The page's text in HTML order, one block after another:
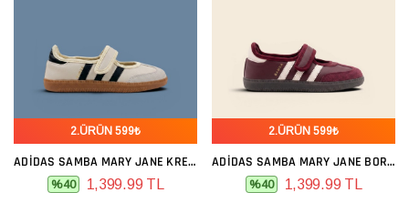
2.ÜRÜN 599₺
ADIDAS SAMBA MARY JANE KREM SIYAH
%40 1,399.99 TL
2.ÜRÜN 599₺
ADIDAS SAMBA MARY JANE BORDO
%40 1,399.99 TL